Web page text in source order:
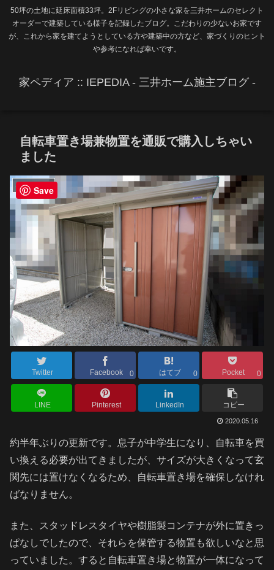
50坪の土地に延床面積33坪。2Fリビングの小さな家を三井ホームのセレクト
オーダーで建築している様子を記録したブログ。こだわりの少ないお家です
が、これから家を建てようとしている方や建築中の方など、家づくりのヒント
や参考になれば幸いです。
家ペディア :: IEPEDIA - 三井ホーム施主ブログ -
自転車置き場兼物置を通販で購入しちゃい
ました
エクステリア
Twitter Facebook 0 はてブ 0 Pocket 0
LINE Pinterest LinkedIn コピー
2020.05.16
約半年ぶりの更新です。息子が中学生になり、自転車を買
い換える必要が出てきましたが、サイズが大きくなって玄
関先には置けなくなるため、自転車置き場を確保しなけれ
ばなりません。
また、スタッドレスタイヤや樹脂製コンテナが外に置きっ
ぱなしでしたので、それらを保管する物置も欲しいなと思
っていました。すると自転車置き場と物置が一体になって
Save